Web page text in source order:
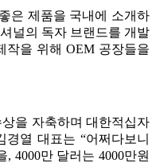
은 제품을 국내에 소개하
널의 독자 브랜드를 개발
작을 위해 OEM 공장들을
상을 자축하며 대한적십자
열 대표는 “어쩌다보니
, 4000만 달러는 4000만원